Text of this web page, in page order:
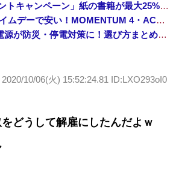
Amazon「夏のポイントキャンペーン」紙の書籍が最大25%ポイント還元 対象と条件を整理（2026年7月）
ゼンハイザーがプライムデーで安い！MOMENTUM 4・ACCENTUMなど対象モデルまとめ！
Jackeryポータブル電源が防災・停電対策に！選び方まとめ【プライムデー最終日】
2020/10/06(火) 15:52:24.81 ID:LXO293oI0
どうして解雇にしたんだよｗ